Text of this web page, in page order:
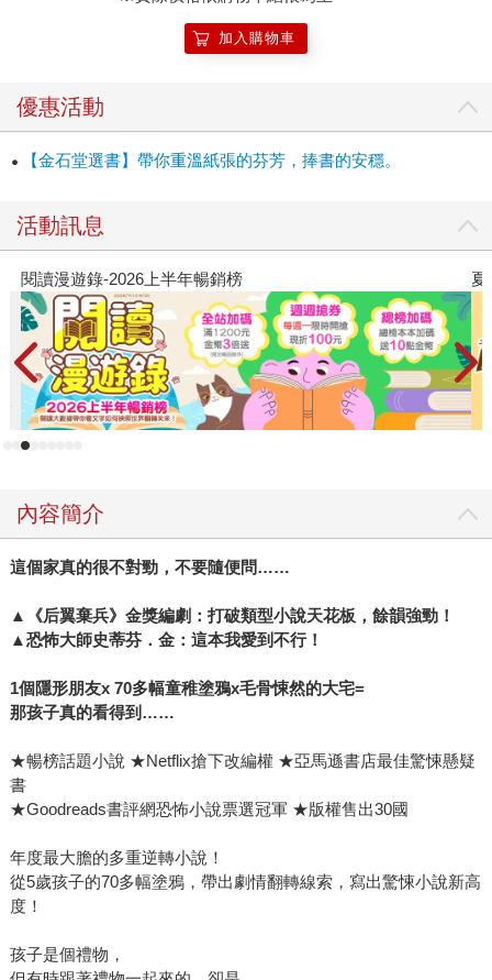
加入購物車
優惠活動
【金石堂選書】帶你重溫紙張的芬芳，捧書的安穩。
活動訊息
夏日閱讀大冒險
內容簡介
這個家真的很不對勁，不要隨便問……
▲
《后翼棄兵》金獎編劇：打破類型小說天花板，餘韻強勁！
▲ 恐怖大師史蒂芬．金：這本我愛到不行！
1個隱形朋友x 70多幅童稚塗鴉x毛骨悚然的大宅=
那孩子真的看得到……
★暢榜話題小說 ★Netflix搶下改編權 ★亞馬遜書店最佳驚悚懸疑
書
★Goodreads書評網恐怖小說票選冠軍 ★版權售出30國
年度最大膽的多重逆轉小說！
從5歲孩子的70多幅塗鴉，帶出劇情翻轉線索，寫出驚悚小說新高
度！
孩子是個禮物，